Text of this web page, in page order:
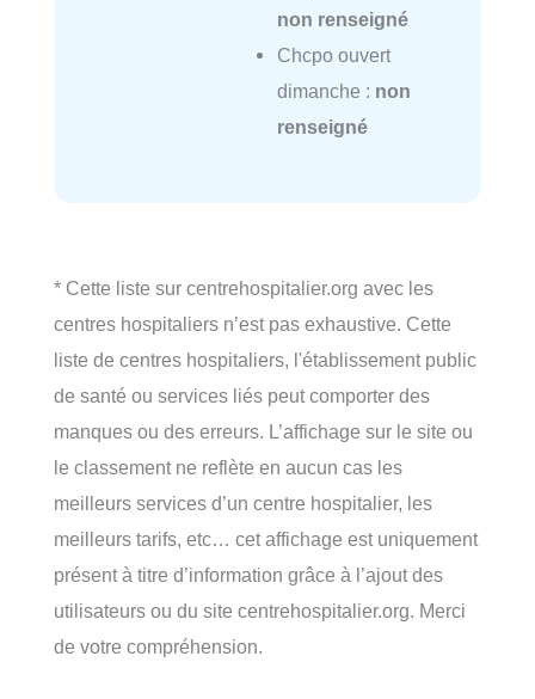
non renseigné
Chcpo ouvert
dimanche : non
renseigné
* Cette liste sur centrehospitalier.org avec les
centres hospitaliers n’est pas exhaustive. Cette
liste de centres hospitaliers, l'établissement public
de santé ou services liés peut comporter des
manques ou des erreurs. L’affichage sur le site ou
le classement ne reflète en aucun cas les
meilleurs services d’un centre hospitalier, les
meilleurs tarifs, etc… cet affichage est uniquement
présent à titre d’information grâce à l’ajout des
utilisateurs ou du site centrehospitalier.org. Merci
de votre compréhension.